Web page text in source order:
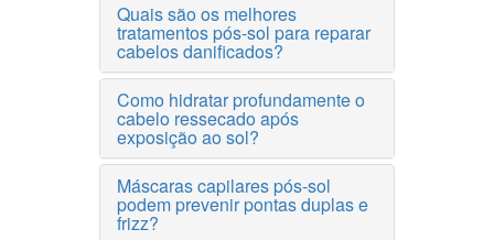
Quais são os melhores
tratamentos pós-sol para reparar
cabelos danificados?
Como hidratar profundamente o
cabelo ressecado após
exposição ao sol?
Máscaras capilares pós-sol
podem prevenir pontas duplas e
frizz?